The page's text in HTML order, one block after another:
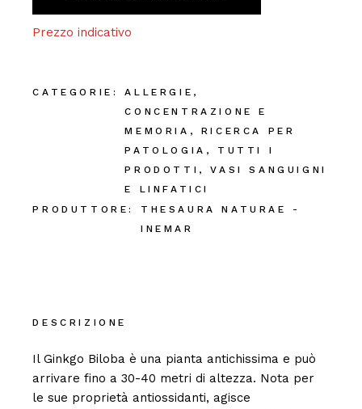
Prezzo indicativo
CATEGORIE: ALLERGIE ,
CONCENTRAZIONE E
MEMORIA , RICERCA PER
PATOLOGIA , TUTTI I
PRODOTTI ,VASI SANGUIGNI
E LINFATICI
PRODUTTORE:
THESAURA NATURAE -
INEMAR
DESCRIZIONE
Il Ginkgo Biloba è una pianta antichissima e può
arrivare fino a 30-40 metri di altezza. Nota per
le sue proprietà antiossidanti, agisce